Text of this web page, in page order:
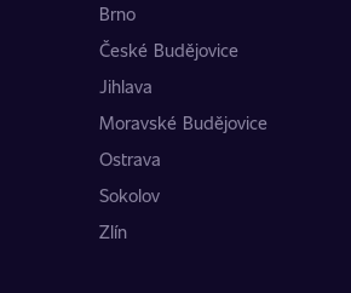
Brno
České Budějovice
Jihlava
Moravské Budějovice
Ostrava
Sokolov
Zlín